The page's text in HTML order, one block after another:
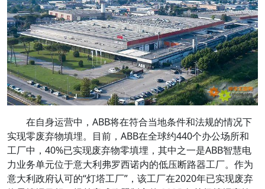
在自身运营中，ABB将在符合当地条件和法规的情况下
实现零废弃物填埋。目前，ABB在全球约440个办公场所和
工厂中，40%已实现废弃物零填埋，其中之一是ABB智慧电
力业务单元位于意大利弗罗西诺内的低压断路器工厂。作为
意大利政府认可的“灯塔工厂”，该工厂在2020年已实现废弃